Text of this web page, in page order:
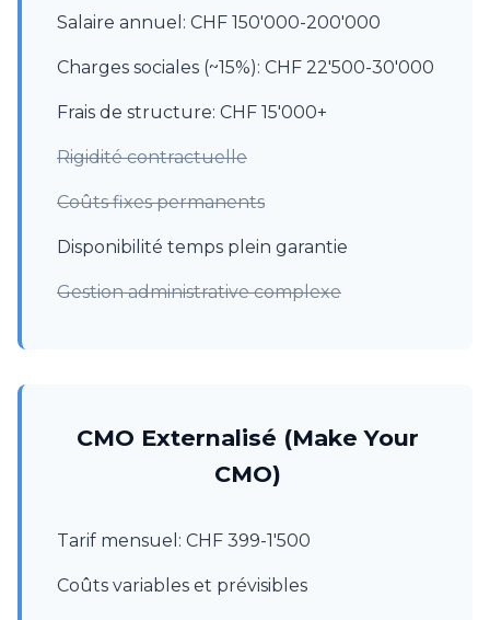
Salaire annuel: CHF 150'000-200'000
Charges sociales (~15%): CHF 22'500-30'000
Frais de structure: CHF 15'000+
Rigidité contractuelle
Coûts fixes permanents
Disponibilité temps plein garantie
Gestion administrative complexe
CMO Externalisé (Make Your
CMO)
Tarif mensuel: CHF 399-1'500
Coûts variables et prévisibles